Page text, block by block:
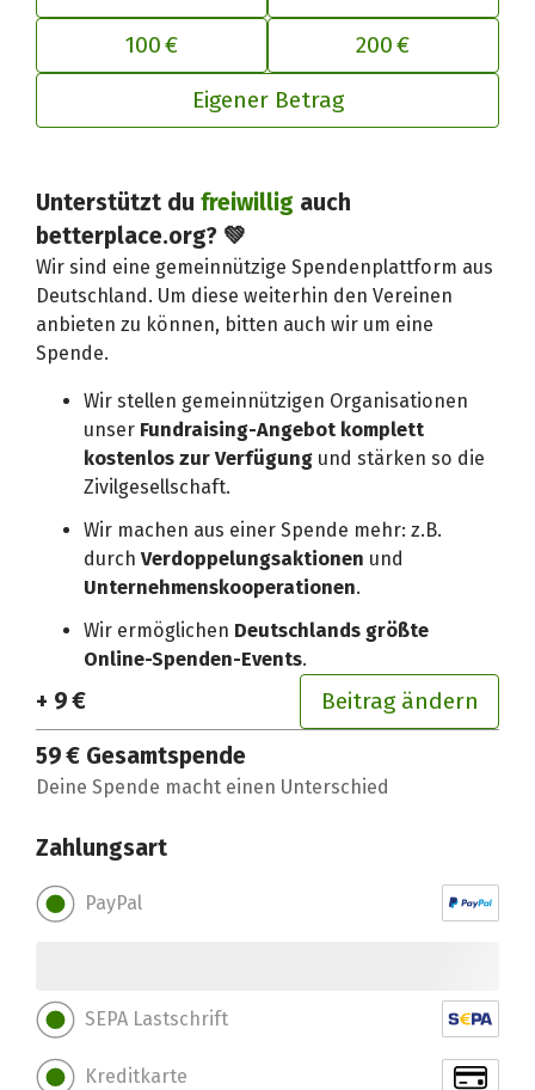
100 € 200 €
Eigener Betrag
Unterstützt dufreiwillig auch
betterplace.org? 💚
Wir sind eine gemeinnützige Spendenplattform aus
Deutschland. Um diese weiterhin den Vereinen
anbieten zu können, bitten auch wir um eine
Spende.
Wir stellen gemeinnützigen Organisationen
unser Fundraising-Angebot komplett
kostenlos zur Verfügung und stärken so die
Zivilgesellschaft.
Wir machen aus einer Spende mehr: z.B.
durchVerdoppelungsaktionen und
Unternehmenskooperationen.
Wir ermöglichen Deutschlands größte
Online-Spenden-Events.
+ 9 € Beitrag ändern
Deinen Beitrag an betterplace
59 € Gesamtspende
Deine Spende macht einen Unterschied
Zahlungsart
PayPal
SEPA Lastschrift
Kreditkarte